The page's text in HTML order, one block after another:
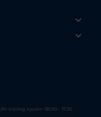
vrijdag tussen 08.00 - 17.30